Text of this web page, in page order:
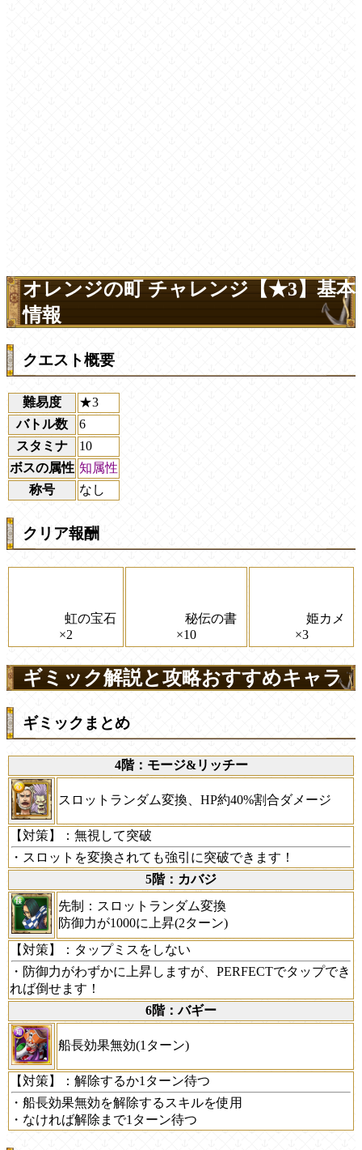
オレンジの町 チャレンジ【★3】基本
情報
クエスト概要
難易度
★3
バトル数
6
スタミナ
10
ボスの属性 知属性
称号
なし
クリア報酬
虹の宝石
×2
秘伝の書
×10
姫カメ
×3
ギミック解説と攻略おすすめキャラ
ギミックまとめ
4階：モージ&リッチー
スロットランダム変換、HP約40%割合ダメージ
【対策】
：無視して突破
・スロットを変換されても強引に突破できます！
5階：カバジ
先制：スロットランダム変換
防御力が1000に上昇(2ターン)
【対策】
：タップミスをしない
・防御力がわずかに上昇しますが、PERFECTでタップでき
れば倒せます！
6階：バギー
船長効果無効(1ターン)
【対策】
：解除するか1ターン待つ
・船長効果無効を解除するスキルを使用
・なければ解除まで1ターン待つ